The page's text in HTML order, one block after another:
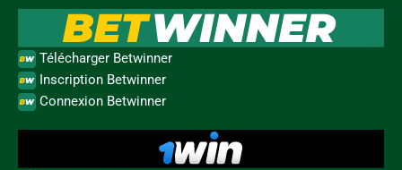
Télécharger Betwinner
Inscription Betwinner
Connexion Betwinner